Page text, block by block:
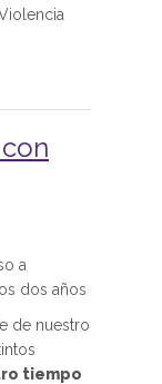
a
dos años
de nuestro
tiempo